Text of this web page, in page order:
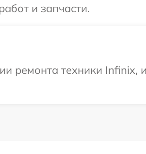
и запчасти.
ремонта техники Infinix,